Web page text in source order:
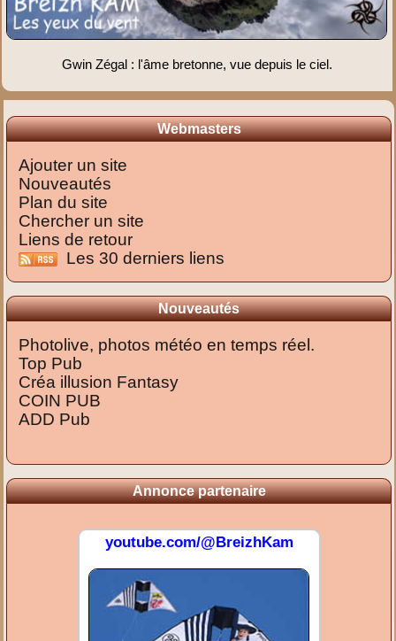
Gwin Zégal : l'âme bretonne, vue depuis le ciel.
Webmasters
Ajouter un site
Nouveautés
Plan du site
Chercher un site
Liens de retour
Les 30 derniers liens
Nouveautés
Photolive, photos météo en temps réel.
Top Pub
Créa illusion Fantasy
COIN PUB
ADD Pub
Annonce partenaire
youtube.com/@BreizhKam